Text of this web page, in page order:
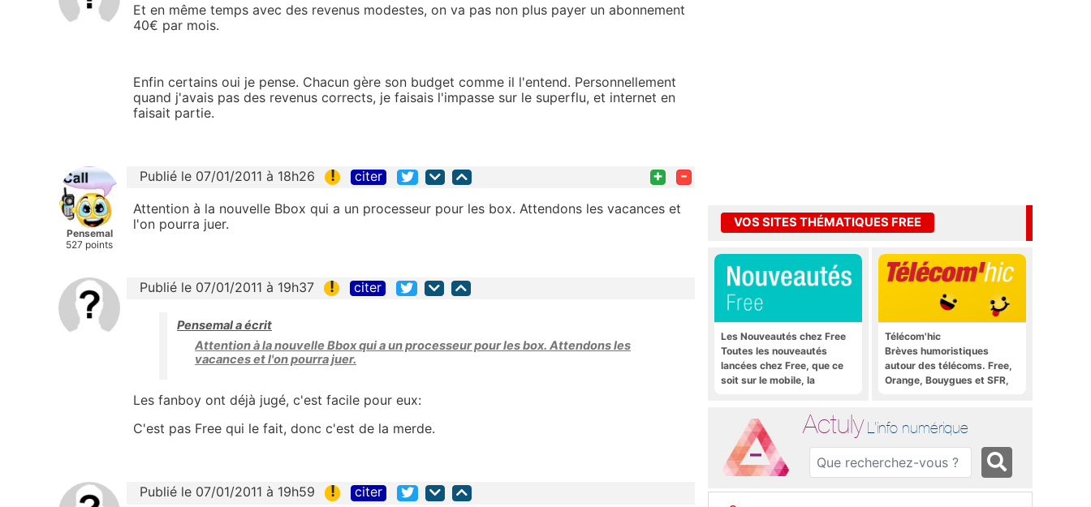
Et en même temps avec des revenus modestes, on va pas non plus payer un abonnement
40€ par mois.
Enfin certains oui je pense. Chacun gère son budget comme il l'entend. Personnellement
quand j'avais pas des revenus corrects, je faisais l'impasse sur le superflu, et internet en
faisait partie.
Pensemal
527 points
Publié le 07/01/2011 à 18h26 ! citer + -
Attention à la nouvelle Bbox qui a un processeur pour les box. Attendons les vacances et
l'on pourra juer.
Publié le 07/01/2011 à 19h37 ! citer
Pensemal a écrit
Attention à la nouvelle Bbox qui a un processeur pour les box. Attendons les
vacances et l'on pourra juer.
Les fanboy ont déjà jugé, c'est facile pour eux:
C'est pas Free qui le fait, donc c'est de la merde.
Publié le 07/01/2011 à 19h59 ! citer
VOS SITES THÉMATIQUES FREE
Les Nouveautés chez Free
Toutes les nouveautés
lancées chez Free, que ce
soit sur le mobile, la
Télécom'hic
Brèves humoristiques
autour des télécoms. Free,
Orange, Bouygues et SFR,
Actuly L'info numérique